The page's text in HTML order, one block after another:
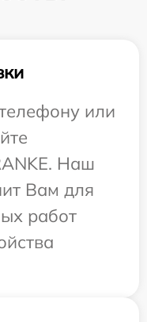
или
Наш
Вам для
работ